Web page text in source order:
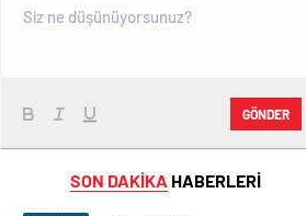
GÖNDER
SON DAKİKA HABERLERİ